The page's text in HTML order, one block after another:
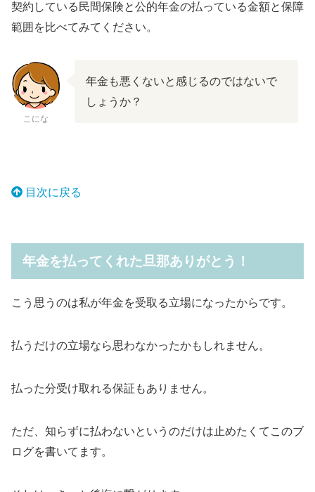
契約している民間保険と公的年金の払っている金額と保障
範囲を比べてみてください。
こにな
年金も悪くないと感じるのではないで
しょうか？
目次に戻る
年金を払ってくれた旦那ありがとう！
こう思うのは私が年金を受取る立場になったからです。
払うだけの立場なら思わなかったかもしれません。
払った分受け取れる保証もありません。
ただ、 知らずに払わないというのだけは止めたくてこのブ
ログを書いてます。